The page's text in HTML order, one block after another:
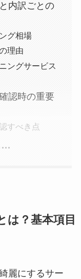
内訳ごとの
グ相場
理由
ングサービス
認時の重要
すべき点
は？基本項目
麗にするサー